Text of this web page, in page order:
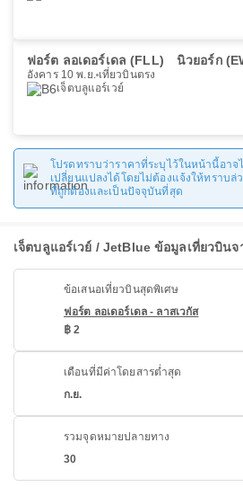
ฟอร์ต ลอเดอร์เดล (FLL) นิวยอร์ก
อังคาร 10 พ.ย. เที่ยวบินตรง
เจ็ตบลูแอร์เวย์
โปรดทราบว่าราคาที่ระบุไว้ในหน้านี้อาจ
เปลี่ยนแปลงได้โดยไม่ต้องแจ้งให้ทราบล่
ที่ถูกต้องและเป็นปัจจุบันที่สุด
เจ็ตบลูแอร์เวย์ / JetBlue ข้อมูลเที่ยวบินจ
ข้อเสนอเที่ยวบินสุดพิเศษ
ฟอร์ต ลอเดอร์เดล - ลาสเวกัส
฿ 2
เดือนที่มีค่าโดยสารต่ำสุด
ก.ย.
รวมจุดหมายปลายทาง
30